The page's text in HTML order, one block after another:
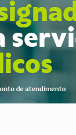
Dentista de
Polícia Civil
Empresa e
Justiça